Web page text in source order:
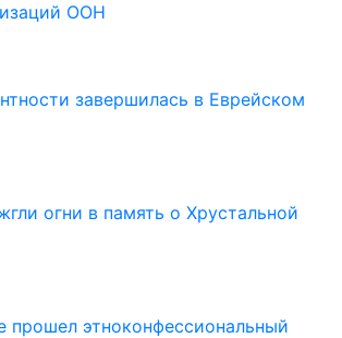
ООН
завершилась в Еврейском
огни в память о Хрустальной
прошел этноконфессиональный